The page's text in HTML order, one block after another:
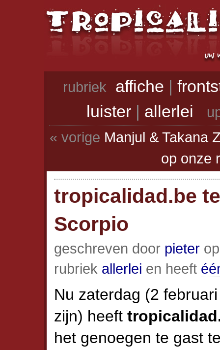
rubriek affiche |
luister| allerlei
« vorige Manjul & Takana
op onze
tropicalidad.be
Scorpio
geschreven door pieter
rubriek allerlei en heeft
Nu zaterdag (2
zijn) heeft
het genoegen te gast